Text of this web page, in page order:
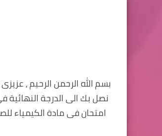
بسم الله الرحمن الرحيم ،
امتحان فى مادة الكيمياء